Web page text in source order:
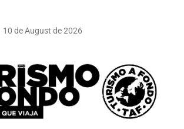
10 de August de 2026